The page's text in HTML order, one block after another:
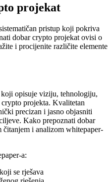
projekat
pristup koji pokriva
dobar crypto projekat ovisi o
i procijenite različite elemente
opisuje viziju, tehnologiju,
projekta. Kvalitetan
precizan i jasno objasniti
Kako prepoznati dobar
i analizom whitepaper-
a:
se rješava